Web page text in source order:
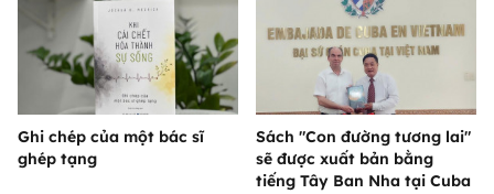
Ghi chép của một bác sĩ
ghép tạng
Sách "Con đường tương lai"
sẽ được xuất bản bằng
tiếng Tây Ban Nha tại Cuba